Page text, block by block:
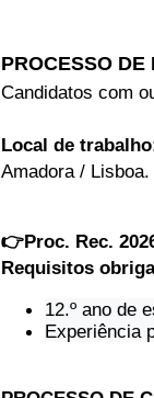
PROCESSO DE
Candidatos com
Local de
Amadora / Lisboa.
👉Proc. Rec.
Requisitos
12.º ano de
Experiência